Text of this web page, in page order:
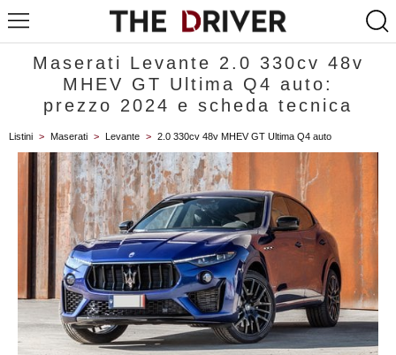
Maserati Levante 2.0 330cv 48v
MHEV GT Ultima Q4 auto:
prezzo 2024 e scheda tecnica
Listini > Maserati > Levante > 2.0 330cv 48v MHEV GT Ultima Q4 auto